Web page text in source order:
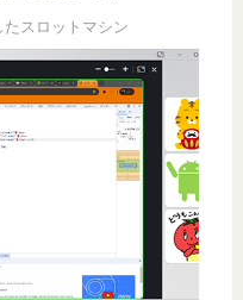
スロットマシン